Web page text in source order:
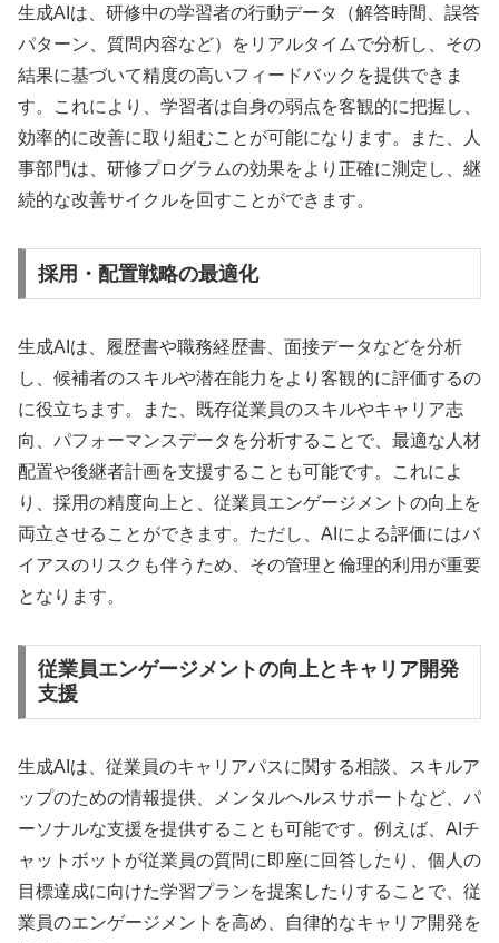
生成AIは、研修中の学習者の行動データ（解答時間、誤答
パターン、質問内容など）をリアルタイムで分析し、その
結果に基づいて精度の高いフィードバックを提供できま
す。これにより、学習者は自身の弱点を客観的に把握し、
効率的に改善に取り組むことが可能になります。また、人
事部門は、研修プログラムの効果をより正確に測定し、継
続的な改善サイクルを回すことができます。
採用・配置戦略の最適化
生成AIは、履歴書や職務経歴書、面接データなどを分析
し、候補者のスキルや潜在能力をより客観的に評価するの
に役立ちます。また、既存従業員のスキルやキャリア志
向、パフォーマンスデータを分析することで、最適な人材
配置や後継者計画を支援することも可能です。これによ
り、採用の精度向上と、従業員エンゲージメントの向上を
両立させることができます。ただし、AIによる評価にはバ
イアスのリスクも伴うため、その管理と倫理的利用が重要
となります。
従業員エンゲージメントの向上とキャリア開発
支援
生成AIは、従業員のキャリアパスに関する相談、スキルア
ップのための情報提供、メンタルヘルスサポートなど、パ
ーソナルな支援を提供することも可能です。例えば、AIチ
ャットボットが従業員の質問に即座に回答したり、個人の
目標達成に向けた学習プランを提案したりすることで、従
業員のエンゲージメントを高め、自律的なキャリア開発を